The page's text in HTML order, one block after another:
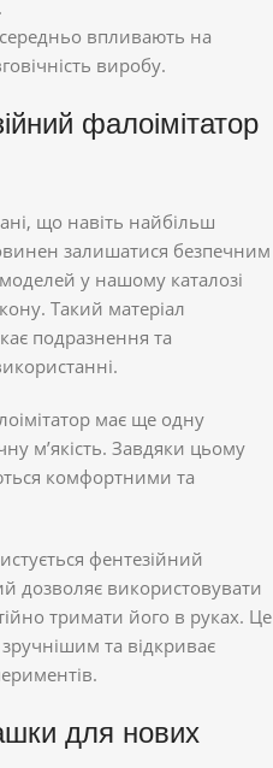
впливають на
виробу.
фалоімітатор
що навіть найбільш
залишатися безпечним
у нашому каталозі
Такий матеріал
подразнення та
має ще одну
м’якість. Завдяки цьому
комфортними та
фентезійний
дозволяє використовувати
тримати його в руках. Це
та відкриває
для нових